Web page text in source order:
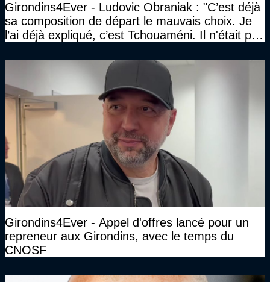
Girondins4Ever - Ludovic Obraniak : "C’est déjà
sa composition de départ le mauvais choix. Je
l’ai déjà expliqué, c’est Tchouaméni. Il n'était pas
Girondins4Ever - Appel d'offres lancé pour un
repreneur aux Girondins, avec le temps du
CNOSF